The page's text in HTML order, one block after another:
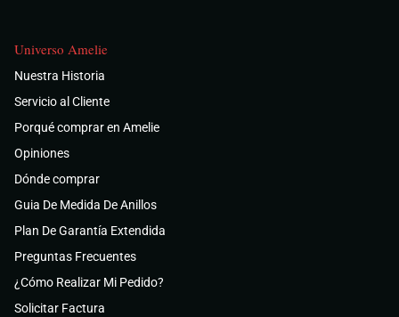
Universo Amelie
Nuestra Historia
Servicio al Cliente
Porqué comprar en Amelie
Opiniones
Dónde comprar
Guia De Medida De Anillos
Plan De Garantía Extendida
Preguntas Frecuentes
¿Cómo Realizar Mi Pedido?
Solicitar Factura